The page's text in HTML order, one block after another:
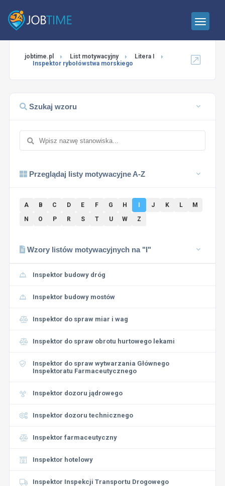
jobtime.pl List motywacyjny
Litera I
Inspektor rybołówstwa morskiego
Szukaj wzoru
Przeglądaj listy motywacyjne A-Z
A B C D E F G H J K L
M
N
O P R S T U W Z
Wzory listów motywacyjnych na "I"
Inspektor budowy dróg
Inspektor budowy mostów
Inspektor do spraw miar i wag
Inspektor do spraw obrotu hurtowego lekami
Inspektor do spraw wytwarzania Głównego
Inspektoratu Farmaceutycznego
Inspektor dozoru jądrowego
Inspektor dozoru technicznego
Inspektor farmaceutyczny
Inspektor hotelowy
Inspektor Inspekcji Transportu Drogowego